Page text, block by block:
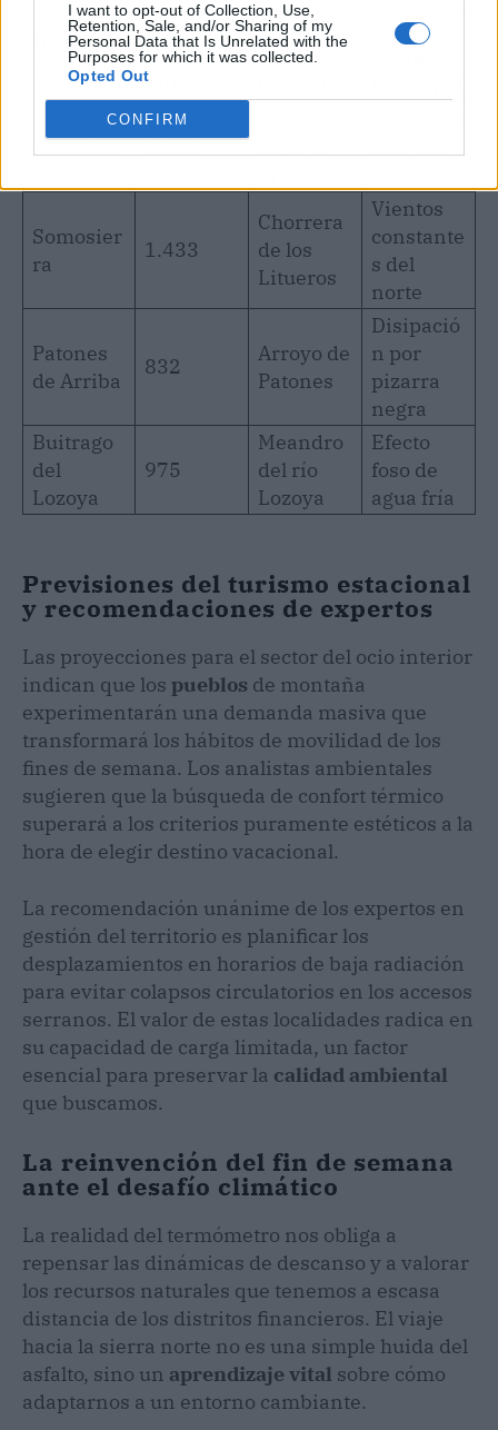
I want to opt-out of Collection, Use,
Retention, Sale, and/or Sharing of my
Personal Data that Is Unrelated with the
Purposes for which it was collected.
Opted Out
CONFIRM
Destino
de Sierra
Altitud
Media
(m)
Caudal
Hídrico
Ventaja
Rascafría 1.163
Somosier
ra
1.433
Chorrera
de los
Litueros
Vientos
constante
s del
norte
Patones
de Arriba
832
Arroyo de
Patones
Disipació
n por
pizarra
negra
Buitrago
del
Lozoya
975
Meandro
del río
Lozoya
Efecto
foso de
agua fría
Previsiones del turismo estacional
y recomendaciones de expertos
Las proyecciones para el sector del ocio interior
indican que los pueblos de montaña
experimentarán una demanda masiva que
transformará los hábitos de movilidad de los
fines de semana. Los analistas ambientales
sugieren que la búsqueda de confort térmico
superará a los criterios puramente estéticos a la
hora de elegir destino vacacional.
La recomendación unánime de los expertos en
gestión del territorio es planificar los
desplazamientos en horarios de baja radiación
para evitar colapsos circulatorios en los accesos
serranos. El valor de estas localidades radica en
su capacidad de carga limitada, un factor
esencial para preservar la calidad ambiental
que buscamos.
La reinvención del fin de semana
ante el desafío climático
La realidad del termómetro nos obliga a
repensar las dinámicas de descanso y a valorar
los recursos naturales que tenemos a escasa
distancia de los distritos financieros. El viaje
hacia la sierra norte no es una simple huida del
asfalto, sino un aprendizaje vital sobre cómo
adaptarnos a un entorno cambiante.